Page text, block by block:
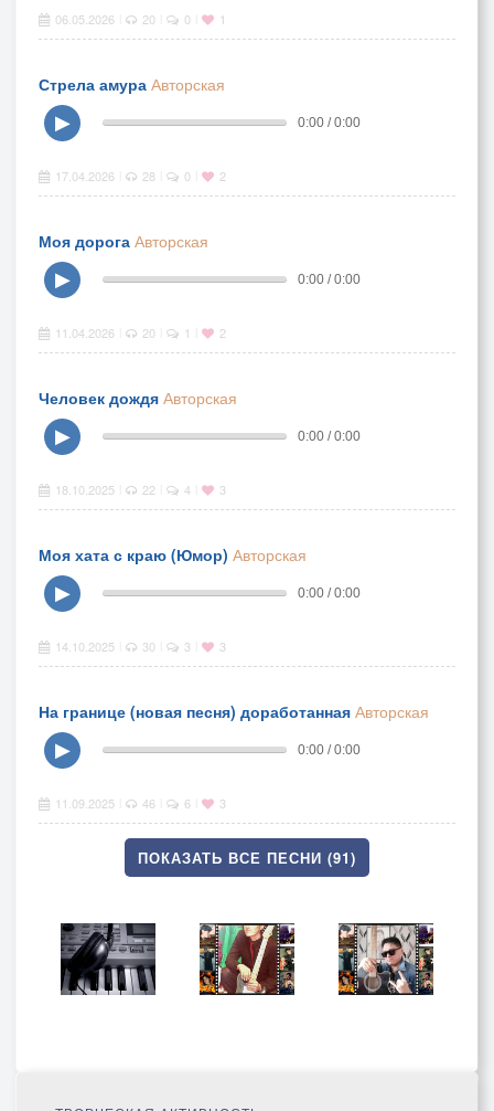
06.05.2026 20 0 1
Стрела амура Авторская
▶
0:00 / 0:00
17.04.2026 28 0 2
Моя дорога Авторская
▶
0:00 / 0:00
11.04.2026 20 1 2
Человек дождя Авторская
▶
0:00 / 0:00
18.10.2025 22 4 3
Моя хата с краю (Юмор) Авторская
▶
0:00 / 0:00
14.10.2025 30 3 3
На границе (новая песня) доработанная Авторская
▶
0:00 / 0:00
11.09.2025 46 6 3
ПОКАЗАТЬ ВСЕ ПЕСНИ (91)